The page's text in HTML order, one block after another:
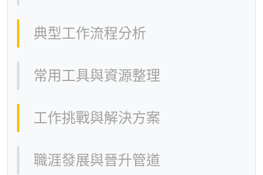
典型工作流程分析
常用工具與資源整理
工作挑戰與解決方案
職涯發展與晉升管道